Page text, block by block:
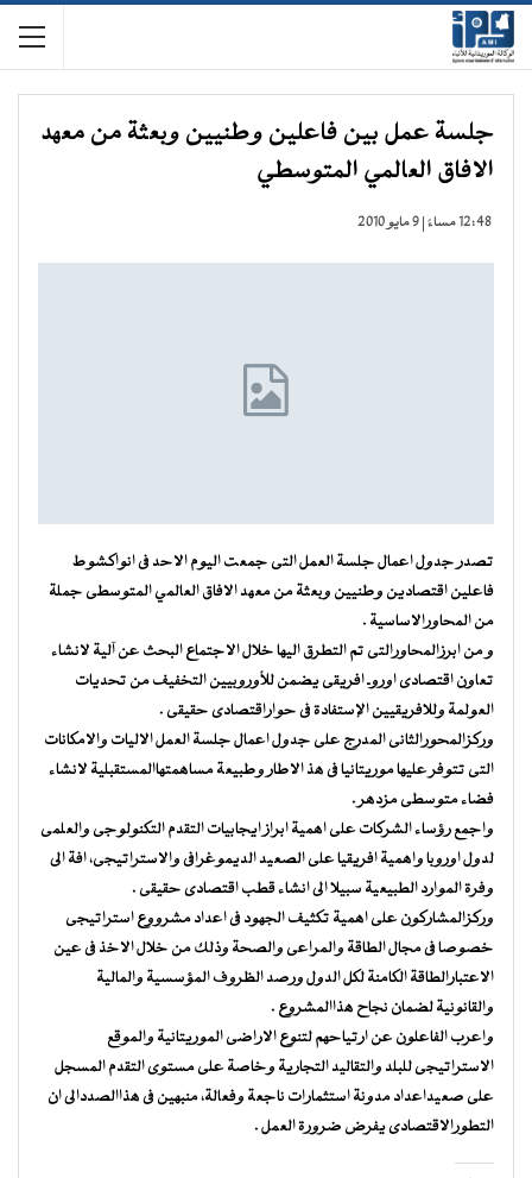
جلسة عمل بين فاعلين وطنيين وبعثة من معهد
الافاق العالمي المتوسطي
12:48 مساءً | 9 مايو 2010
تصدر جدول اعمال جلسة العمل التى جمعت اليوم الاحد فى انواكشوط
فاعلين اقتصادين وطنيين وبعثة من معهد الافاق العالمي المتوسطى جملة
من المحاورالاساسية .
و من ابرزالمحاورالتى تم التطرق اليها خلال الاجتماع البحث عن آلية لانشاء
تعاون اقتصادى اوروـ افريقى يضمن للأوروبيين التخفيف من تحديات
العولمة وللافريقيين الإستفادة فى حواراقتصادى حقيقى .
وركزالمحورالثانى المدرج على جدول اعمال جلسة العمل الاليات والامكانات
التى تتوفر عليها موريتانيا فى هذ الاطار وطبيعة مساهمتهاالمستقبلية لانشاء
فضاء متوسطى مزدهر .
واجمع رؤساء الشركات على اهمية ابراز ايجابيات التقدم التكنولوجى والعلمى
لدول اوروبا واهمية افريقيا على الصعيد الديموغرافى والاستراتيجى، افة الى
وفرة الموارد الطبيعية سبيلا الى انشاء قطب اقتصادى حقيقى .
وركزالمشاركون على اهمية تكثيف الجهود فى اعداد مشرووع استراتيجى
خصوصا فى مجال الطاقة والمراعى والصحة وذلك من خلال الاخذ فى عين
الاعتبارالطاقة الكامنة لكل الدول ورصد الظروف المؤسسية والمالية
والقانونية لضمان نجاح هذاالمشروع .
واعرب الفاعلون عن ارتياحهم لتنوع الاراضى الموريتانية والموقع
الاستراتيجى للبلد والتقاليد التجارية وخاصة على مستوى التقدم المسجل
على صعيداعداد مدونة استثمارات ناجعة وفعالة، منبهين فى هذاالصددالى ان
التطورالاقتصادى يفرض ضرورة العمل .